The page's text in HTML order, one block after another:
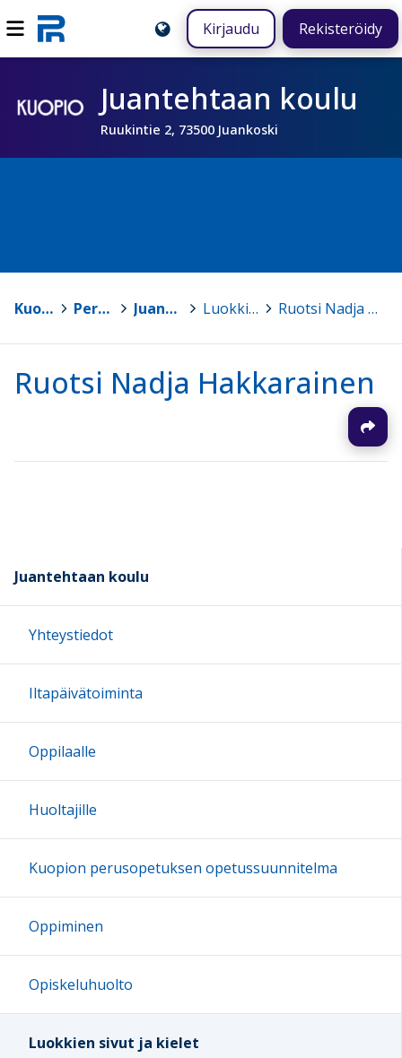
Kirjaudu Rekisteröidy
Juantehtaan koulu
Ruukintie 2, 73500 Juankoski
Kuopio > Peruskoulut > Juantehtaan koulu > Luokkien sivut ja kielet > Ruotsi Nadja Hakkarainen
Ruotsi Nadja Hakkarainen
Juantehtaan koulu
Yhteystiedot
Iltapäivätoiminta
Oppilaalle
Huoltajille
Kuopion perusopetuksen opetussuunnitelma
Oppiminen
Opiskeluhuolto
Luokkien sivut ja kielet